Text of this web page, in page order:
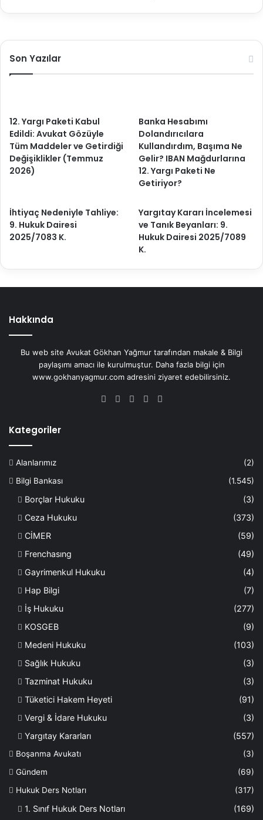
Son Yazılar
12. Yargı Paketi Kabul
Edildi: Avukat Gözüyle
Tüm Maddeler ve Getirdiği
Değişiklikler (Temmuz
2026)
Banka Hesabımı
Dolandırıcılara
Kullandırdım, Başıma Ne
Gelir? IBAN Mağdurlarına
12. Yargı Paketi Ne
Getiriyor?
İhtiyaç Nedeniyle Tahliye:
9. Hukuk Dairesi
2025/7083 K.
Yargıtay Kararı İncelemesi
ve Tanık Beyanları: 9.
Hukuk Dairesi 2025/7089
K.
Hakkında
Bu web site Avukat Gökhan Yağmur tarafından makale & Bilgi
paylaşımı amacı ile kurulmuştur. Daha fazla bilgi için
www.gokhanyagmur.com adresini ziyaret edebilirsiniz.
Facebook
X YouTubeInstagram
Kategoriler
Alanlarımız
(2)
Bilgi Bankası
(1.545)
Borçlar Hukuku
(3)
Ceza Hukuku
(373)
CİMER
(59)
Frenchasıng
(49)
Gayrimenkul Hukuku
(4)
Hap Bilgi
(7)
İş Hukuku
(277)
KOSGEB
(9)
Medeni Hukuku
(103)
Sağlık Hukuku
(3)
Tazminat Hukuku
(3)
Tüketici Hakem Heyeti
(91)
Vergi & İdare Hukuku
(3)
Yargıtay Kararları
(557)
Boşanma Avukatı
(3)
Gündem
(69)
Hukuk Ders Notları
(317)
1. Sınıf Hukuk Ders Notları (169)